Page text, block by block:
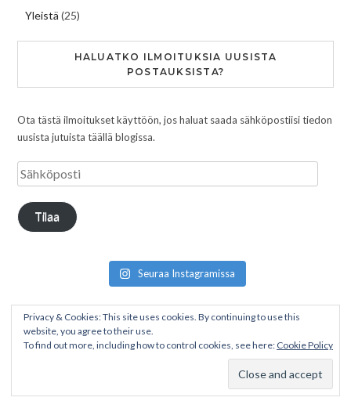
Yleistä (25)
HALUATKO ILMOITUKSIA UUSISTA
POSTAUKSISTA?
Ota tästä ilmoitukset käyttöön, jos haluat saada sähköpostiisi tiedon
uusista jutuista täällä blogissa.
Tilaa
Seuraa Instagramissa
Copyright © 2026 Pakumatkalla
Privacy & Cookies: This site uses cookies. By continuing to use this
website, you agree to their use.
To find out more, including how to control cookies, see here: Cookie Policy